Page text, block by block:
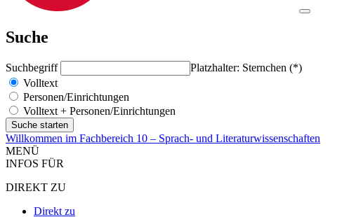
Suche
Suchbegriff
Platzhalter: Sternchen (*)
Volltext
Personen/Einrichtungen
Volltext + Personen/Einrichtungen
Willkommen im Fachbereich 10 – Sprach- und Literaturwissenschaften
MENÜ
INFOS FÜR
DIREKT ZU
Direkt zu